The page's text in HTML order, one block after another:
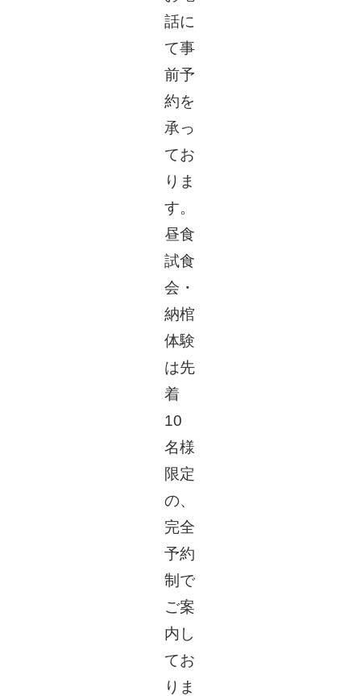
話に
て事
前予
約を
承っ
てお
りま
す。
昼食
試食
会・
納棺
体験
は先
着
10
名様
限定
の、
完全
予約
制で
ご案
内し
てお
りま